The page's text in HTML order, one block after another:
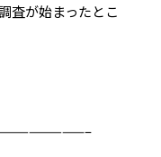
査が始まったとこ